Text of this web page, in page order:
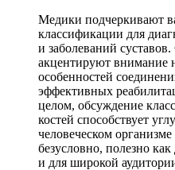
Медики подчеркивают
классификации для
и заболеваний
акцентируют внимание
особенностей
эффективных
целом, обсуждение
костей способствует
человеческом
безусловно, полезно
и для широкой